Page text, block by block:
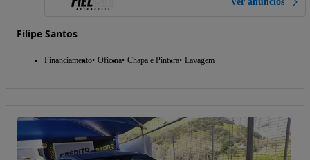
Filipe Santos
Financiamento Oficina Chapa e Pintura Lavagem